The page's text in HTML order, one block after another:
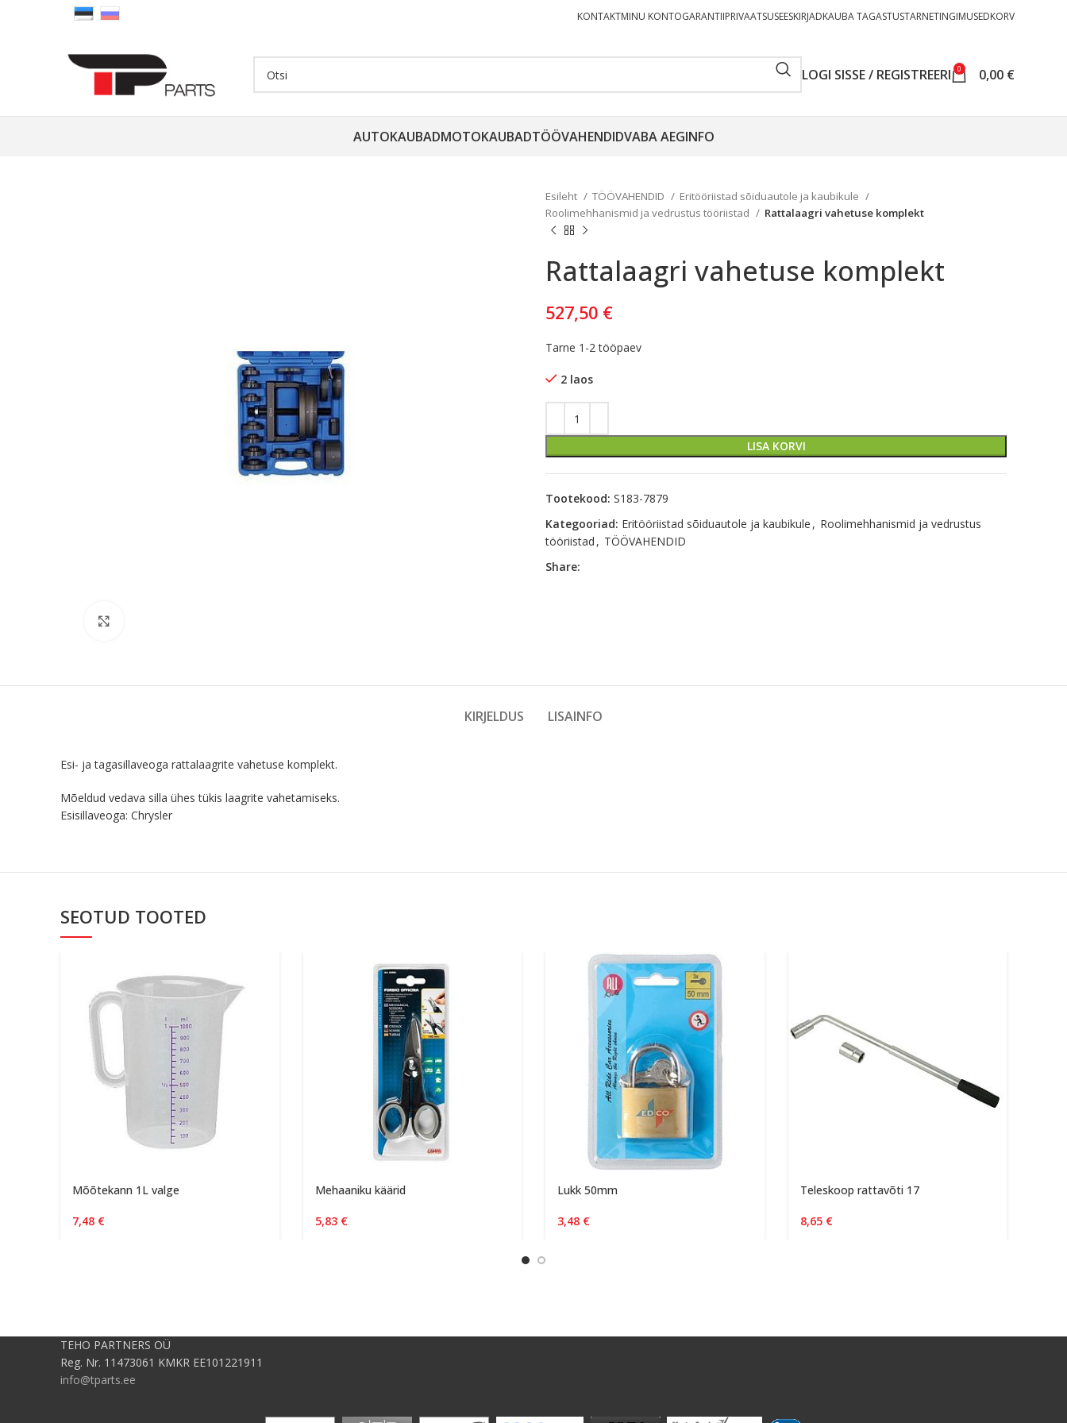
KONTAKTMINU KONTOGARANTIIPRIVAATSUSEESKIRJADKAUBA TAGASTUSTARNETINGIMUSEDKORV
LOGI SISSE / REGISTREERI 0 0,00 €
AUTOKAUBADMOTOKAUBADTÖÖVAHENDIDVABA AEGINFO
Esileht TÖÖVAHENDID
Eritööriistad sõiduautole ja kaubikule
Roolimehhanismid ja vedrustus tööriistad
Rattalaagri vahetuse komplekt
Rattalaagri vahetuse komplekt
527,50 €
Tarne 1-2 tööpaev
2 laos
LISA KORVI
Tootekood: S183-7879
Kategooriad: Eritööriistad sõiduautole ja kaubikule , Roolimehhanismid ja vedrustus
tööriistad , TÖÖVAHENDID
Share:
KIRJELDUS LISAINFO
Esi- ja tagasillaveoga rattalaagrite vahetuse komplekt.
Mõeldud vedava silla ühes tükis laagrite vahetamiseks.
Esisillaveoga: Chrysler
SEOTUD TOOTED
Mõõtekann 1L valge
7,48 €
Mehaaniku käärid
5,83 €
Lukk 50mm
3,48 €
Teleskoop rattavõti 17
8,65 €
TEHO PARTNERS OÜ
Reg. Nr. 11473061 KMKR EE101221911
info@tparts.ee